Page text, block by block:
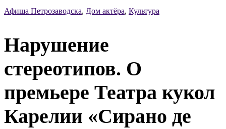
Афиша Петрозаводска, Дом актёра, Культура
Нарушение
стереотипов. О
премьере Театра кукол
Карелии «Сирано де